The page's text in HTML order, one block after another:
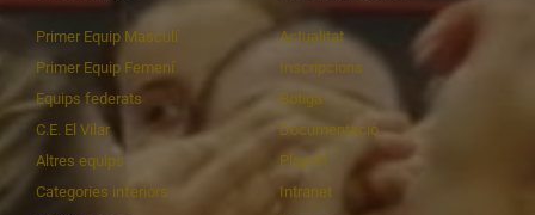
Primer Equip Masculí
Primer Equip Femení
Equips federats
C.E. El Vilar
Altres equips
Categories inferiors
Actualitat
Inscripcions
Botiga
Documentació
Playoff
Intranet